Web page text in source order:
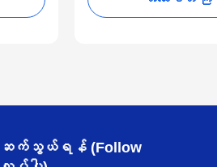
ဆက်သွယ်ရန် (Follow